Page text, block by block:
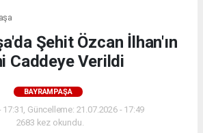
Şehit Özcan İlhan'ın
Caddeye Verildi
BAYRAMPAŞA
17:31, Güncelleme: 21.07.2026 - 17:49
2683 kez okundu.